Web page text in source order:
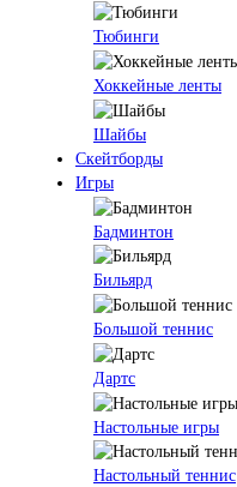
Тюбинги
Хоккейные ленты
Шайбы
Скейтборды
Игры
Бадминтон
Бильярд
Большой теннис
Дартс
Настольные игры
Настольный теннис